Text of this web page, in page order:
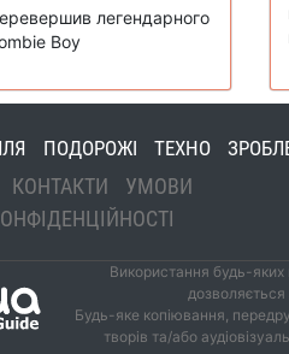
легендарного
Boy
ПОДОРОЖІ ТЕХНО
КОНТАКТИ
УМОВИ
Використання будь-яких
Будь-яке копіювання,
творів та/або